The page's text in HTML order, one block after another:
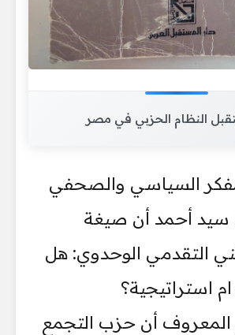
النظام الحزبي في مصر
السياسي والصحفي
سيد أحمد أن صيغة
التقدمي الوحدوي: هل
استراتيجية؟
أن حزب التجمع